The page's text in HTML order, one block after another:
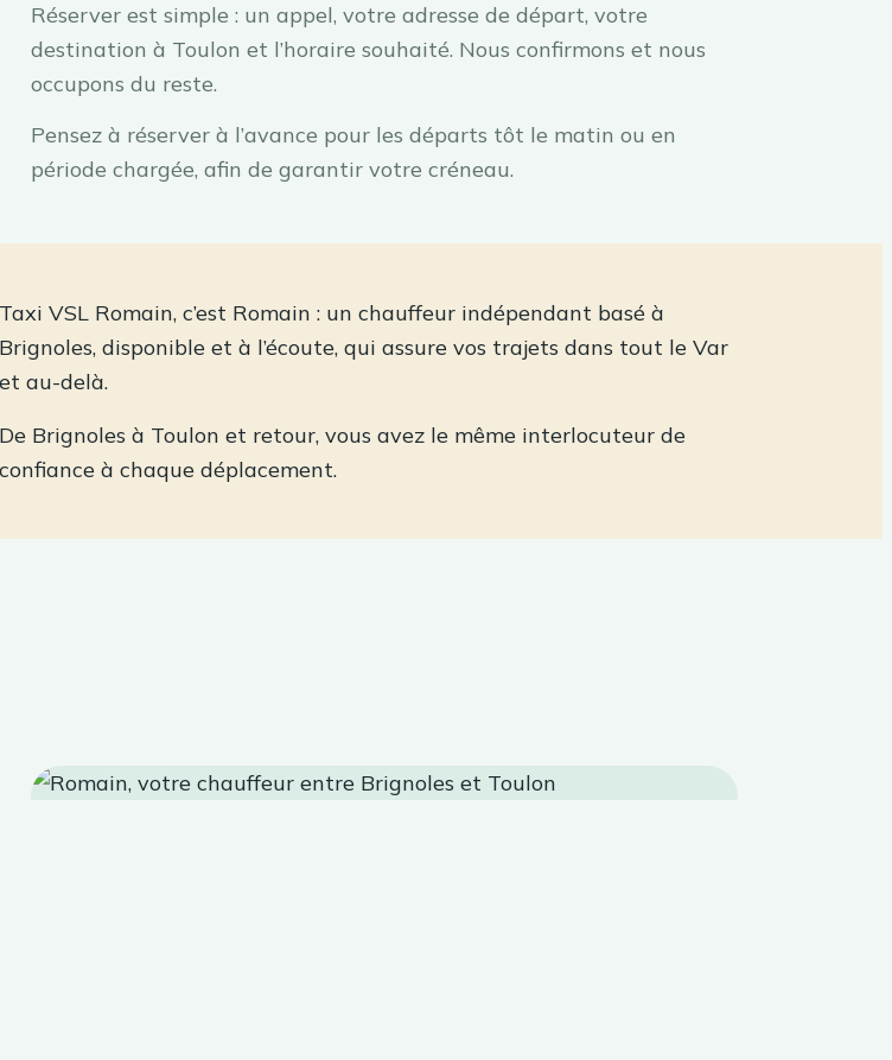
Réserver est simple : un appel, votre adresse de départ, votre
destination à Toulon et l’horaire souhaité. Nous confirmons et nous
occupons du reste.
Pensez à réserver à l’avance pour les départs tôt le matin ou en
période chargée, afin de garantir votre créneau.
Taxi VSL Romain, c’est Romain : un chauffeur indépendant basé à
Brignoles, disponible et à l’écoute, qui assure vos trajets dans tout le Var
et au-delà.
De Brignoles à Toulon et retour, vous avez le même interlocuteur de
confiance à chaque déplacement.